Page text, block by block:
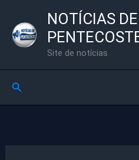
para
NOTÍCIAS DE
Site de notícias
Pesquisar